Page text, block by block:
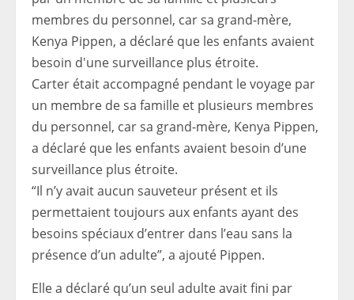
Carter était accompagné pendant le voyage par
un membre de sa famille et plusieurs membres
du personnel, car sa grand-mère, Kenya Pippen,
a déclaré que les enfants avaient besoin d’une
surveillance plus étroite.
“Il n’y avait aucun sauveteur présent et ils
permettaient toujours aux enfants ayant des
besoins spéciaux d’entrer dans l’eau sans la
présence d’un adulte”, a ajouté Pippen.
Elle a déclaré qu’un seul adulte avait fini par